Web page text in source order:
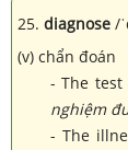
25. diagnose /
(v) chẩn đoán
- The
nghiệm
- The